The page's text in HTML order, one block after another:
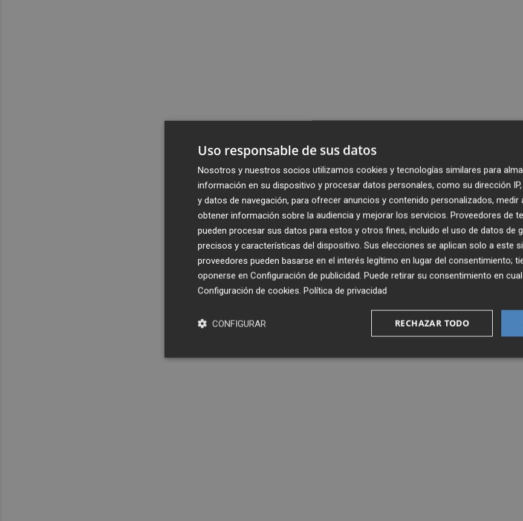
Uso responsable de sus datos
Nosotros y nuestros socios utilizamos cookies y tecnologías similares para
información en su dispositivo y procesar datos personales, como su dirección
y datos de navegación, para ofrecer anuncios y contenido personalizados, medir
obtener información sobre la audiencia y mejorar los servicios. Proveedores de
pueden procesar sus datos para estos y otros fines, incluido el uso de datos de
precisos y características del dispositivo. Sus elecciones se aplican solo a este
proveedores pueden basarse en el interés legítimo en lugar del consentimiento;
oponerse en Configuración de publicidad. Puede retirar su consentimiento en
Configuración de cookies. Política de privacidad
RECHAZAR TODO
CONFIGURAR